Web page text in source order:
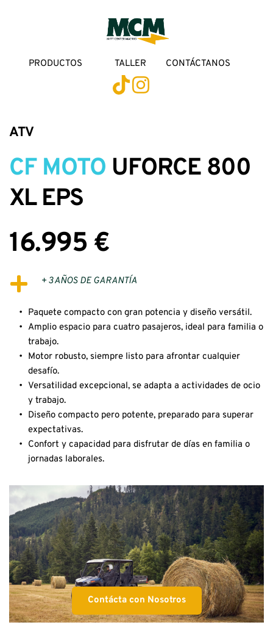
PRODUCTOS TALLER CONTÁCTANOS
ATV
CF MOTO UFORCE 800
XL EPS
16.995 €
+ 3 AÑOS DE GARANTÍA
Paquete compacto con gran potencia y diseño versátil.
Amplio espacio para cuatro pasajeros, ideal para familia o
trabajo.
Motor robusto, siempre listo para afrontar cualquier
desafío.
Versatilidad excepcional, se adapta a actividades de ocio
y trabajo.
Diseño compacto pero potente, preparado para superar
expectativas.
Confort y capacidad para disfrutar de días en familia o
jornadas laborales.
Contácta con Nosotros